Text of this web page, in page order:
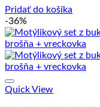
Pridať do košíka
-36%
Quick View